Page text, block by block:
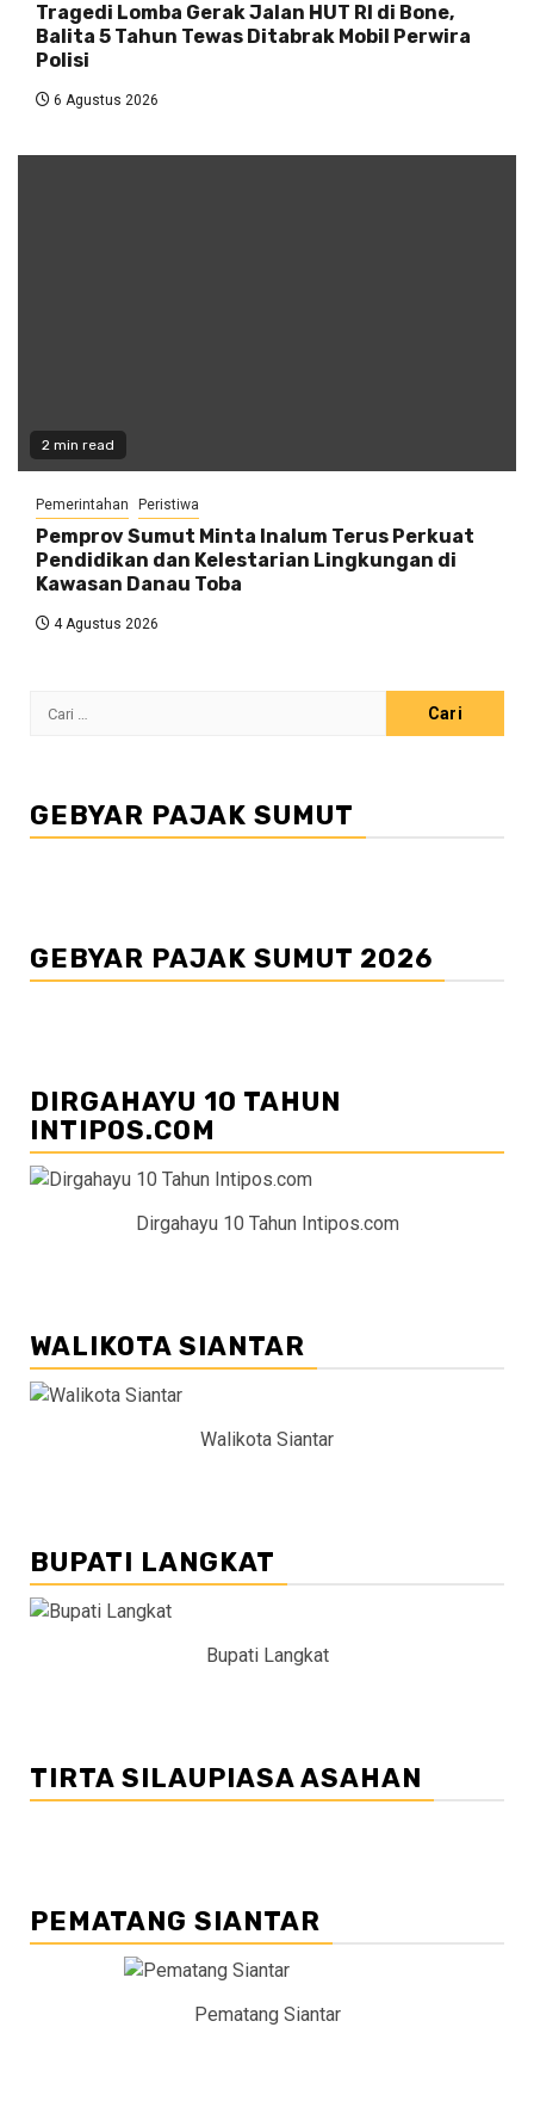
Tragedi Lomba Gerak Jalan HUT RI di Bone,
Balita 5 Tahun Tewas Ditabrak Mobil Perwira
Polisi
6 Agustus 2026
2 min read
Pemerintahan Peristiwa
Pemprov Sumut Minta Inalum Terus Perkuat
Pendidikan dan Kelestarian Lingkungan di
Kawasan Danau Toba
4 Agustus 2026
Cari
GEBYAR PAJAK SUMUT
GEBYAR PAJAK SUMUT 2026
DIRGAHAYU 10 TAHUN
INTIPOS.COM
Dirgahayu 10 Tahun Intipos.com
WALIKOTA SIANTAR
Walikota Siantar
BUPATI LANGKAT
Bupati Langkat
TIRTA SILAUPIASA ASAHAN
PEMATANG SIANTAR
Pematang Siantar